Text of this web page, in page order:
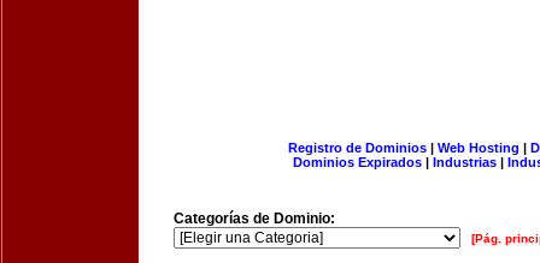
Registro de Dominios| Web Hosting |
Dominios Expirados | Industrias |
Categorías de Dominio:
[Pág.